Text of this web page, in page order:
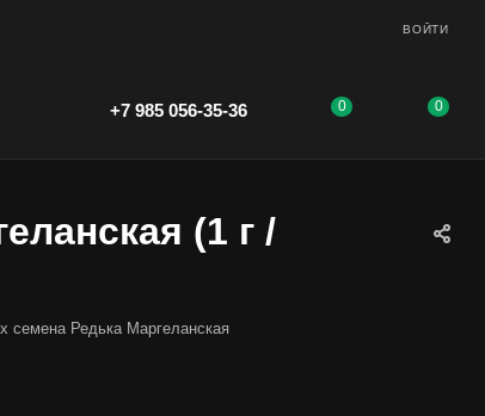
ВОЙТИ
+7 985 056-35-36 0 0
(1 г /
семена Редька Маргеланская